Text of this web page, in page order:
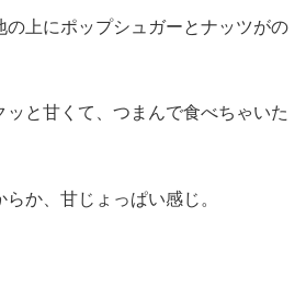
の上にポップシュガーとナッツがの
ッと甘くて、つまんで食べちゃいた
か、甘じょっぱい感じ。